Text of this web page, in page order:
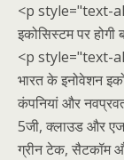
<p style="text-
इकोसिस्टम पर
<p style="text-
भारत के इनोवेशन
कंपनियां और
5जी, क्लाउड और
ग्रीन टेक, सैटकॉम